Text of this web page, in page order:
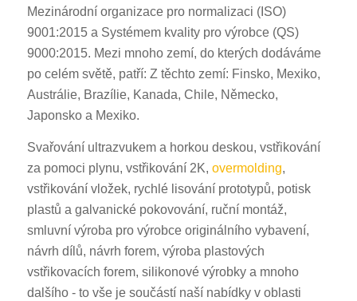
Mezinárodní organizace pro normalizaci (ISO)
9001:2015 a Systémem kvality pro výrobce (QS)
9000:2015. Mezi mnoho zemí, do kterých dodáváme
po celém světě, patří: Z těchto zemí: Finsko, Mexiko,
Austrálie, Brazílie, Kanada, Chile, Německo,
Japonsko a Mexiko.
Svařování ultrazvukem a horkou deskou, vstřikování
za pomoci plynu, vstřikování 2K, overmolding,
vstřikování vložek, rychlé lisování prototypů, potisk
plastů a galvanické pokovování, ruční montáž,
smluvní výroba pro výrobce originálního vybavení,
návrh dílů, návrh forem, výroba plastových
vstřikovacích forem, silikonové výrobky a mnoho
dalšího - to vše je součástí naší nabídky v oblasti